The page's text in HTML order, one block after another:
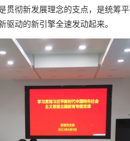
彻新发展理念的支点，是统筹
驱动的新引擎全速发动起来。